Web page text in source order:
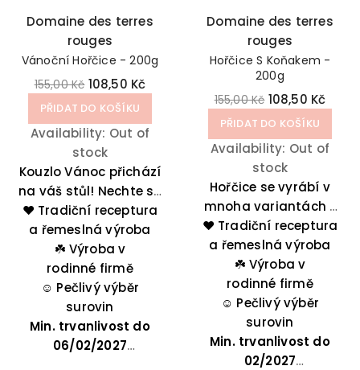
Domaine des terres
rouges
Vánoční Hořčice - 200g
155,00 Kč 108,50 Kč
PŘIDAT DO KOŠÍKU
Availability: Out of
stock
Kouzlo Vánoc přichází
na váš stůl! Nechte se
inspirovat jeho chutí
medu a perníkového
koření: skořice,
hřebíčku, kardamonu
a badyánu.
❤️ Tradiční receptura
a řemeslná výroba
☘️ Výroba v
rodinné firmě
☺️ Pečlivý výběr
surovin
Min. trvanlivost do
06/02/2027
Domaine des terres
rouges
Hořčice S Koňakem -
200g
155,00 Kč 108,50 Kč
PŘIDAT DO KOŠÍKU
Availability: Out of
stock
Hořčice se vyrábí v
mnoha variantách z
aromatických
hořčičných semen.
Verze s koňakem
(cognac) přináší
bohatou, jemně
sladkou chuť, která
dokonale doplňuje bílé
maso a dodává
❤️ Tradiční receptura
a řemeslná výroba
☘️ Výroba v
rodinné firmě
☺️ Pečlivý výběr
surovin
Min. trvanlivost do
02/2027